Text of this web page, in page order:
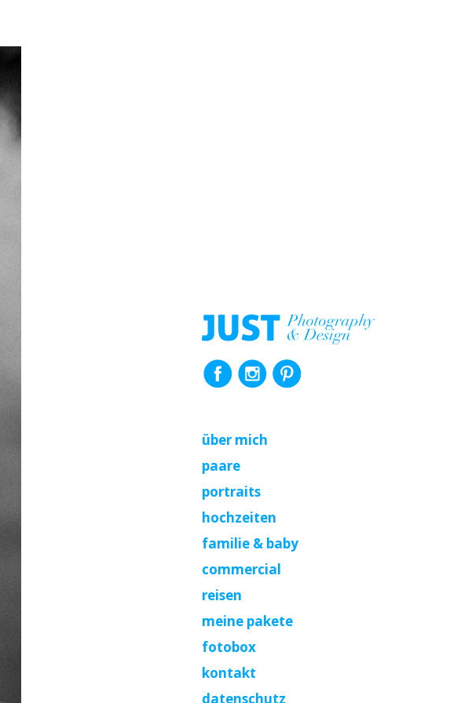
über mich
paare
portraits
hochzeiten
familie & baby
commercial
reisen
meine pakete
fotobox
kontakt
datenschutz